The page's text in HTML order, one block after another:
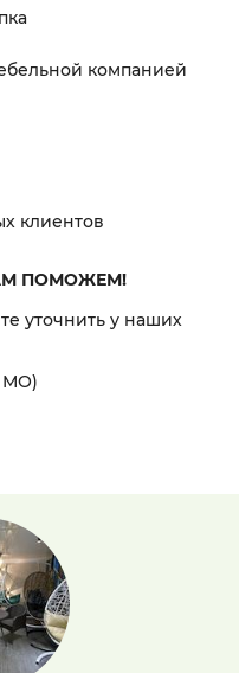
компанией
клиентов
ПОМОЖЕМ!
уточнить у наших
МО)